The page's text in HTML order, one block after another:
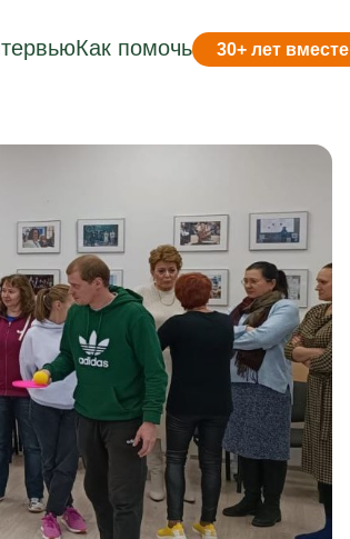
Как помочь 30+ лет вместе